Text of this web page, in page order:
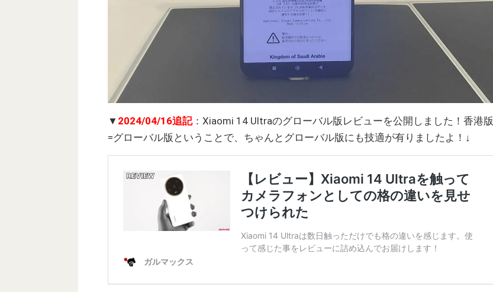
▼ 2024/04/16追記：Xiaomi 14 Ultraのグローバル版レビューを公開しました！香港版
=グローバル版ということで、ちゃんとグローバル版にも技適が有りましたよ！↓